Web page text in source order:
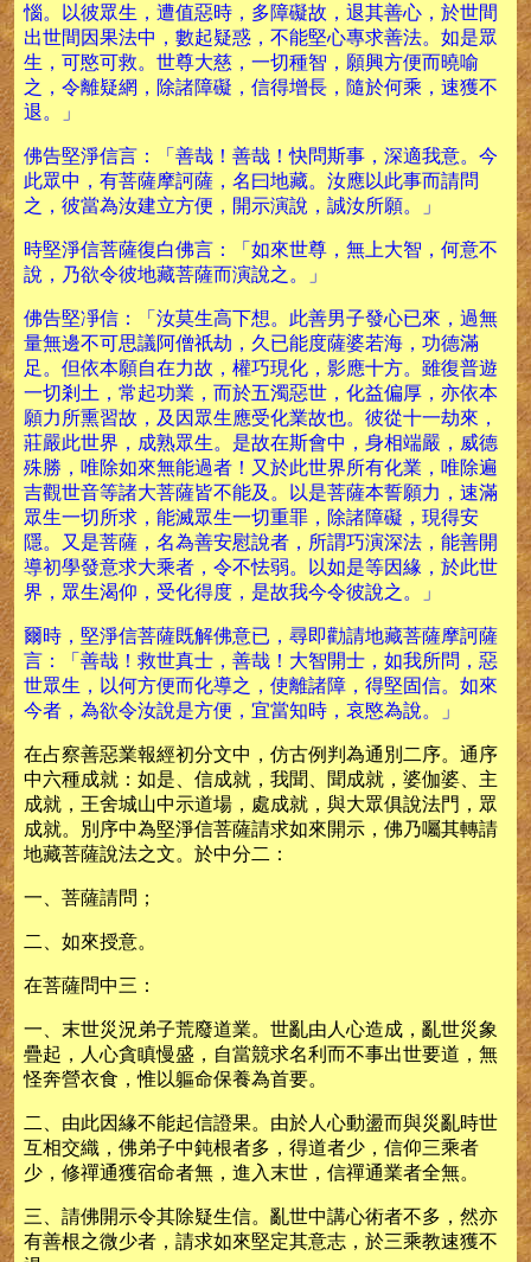
惱。以彼眾生，遭值惡時，多障礙故，退其善心，於世間
出世間因果法中，數起疑惑，不能堅心專求善法。如是眾
生，可愍可救。世尊大慈，一切種智，願興方便而曉喻
之，令離疑網，除諸障礙，信得增長，隨於何乘，速獲不
退。」
佛告堅淨信言：「善哉！善哉！快問斯事，深適我意。今
此眾中，有菩薩摩訶薩，名曰地藏。汝應以此事而請問
之，彼當為汝建立方便，開示演說，誠汝所願。」
時堅淨信菩薩復白佛言：「如來世尊，無上大智，何意不
說，乃欲令彼地藏菩薩而演說之。」
佛告堅凈信：「汝莫生高下想。此善男子發心已來，過無
量無邊不可思議阿僧祇劫，久已能度薩婆若海，功德滿
足。但依本願自在力故，權巧現化，影應十方。雖復普遊
一切剎土，常起功業，而於五濁惡世，化益偏厚，亦依本
願力所熏習故，及因眾生應受化業故也。彼從十一劫來，
莊嚴此世界，成熟眾生。是故在斯會中，身相端嚴，威德
殊勝，唯除如來無能過者！又於此世界所有化業，唯除遍
吉觀世音等諸大菩薩皆不能及。以是菩薩本誓願力，速滿
眾生一切所求，能滅眾生一切重罪，除諸障礙，現得安
隱。又是菩薩，名為善安慰說者，所謂巧演深法，能善開
導初學發意求大乘者，令不怯弱。以如是等因緣，於此世
界，眾生渴仰，受化得度，是故我今令彼說之。」
爾時，堅淨信菩薩既解佛意已，尋即勸請地藏菩薩摩訶薩
言：「善哉！救世真士，善哉！大智開士，如我所問，惡
世眾生，以何方便而化導之，使離諸障，得堅固信。如來
今者，為欲令汝說是方便，宜當知時，哀愍為說。」
在占察善惡業報經初分文中，仿古例判為通別二序。通序
中六種成就：如是、信成就，我聞、聞成就，婆伽婆、主
成就，王舍城山中示道場，處成就，與大眾俱說法門，眾
成就。別序中為堅淨信菩薩請求如來開示，佛乃囑其轉請
地藏菩薩說法之文。於中分二：
一、菩薩請問；
二、如來授意。
在菩薩問中三：
一、末世災況弟子荒廢道業。世亂由人心造成，亂世災象
疊起，人心貪瞋慢盛，自當競求名利而不事出世要道，無
怪奔營衣食，惟以軀命保養為首要。
二、由此因緣不能起信證果。由於人心動盪而與災亂時世
互相交織，佛弟子中鈍根者多，得道者少，信仰三乘者
少，修禪通獲宿命者無，進入末世，信禪通業者全無。
三、請佛開示令其除疑生信。亂世中講心術者不多，然亦
有善根之微少者，請求如來堅定其意志，於三乘教速獲不